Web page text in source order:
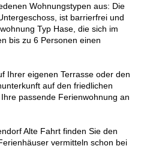
Wohnungstypen aus: Die
ist barrierfrei und
Typ Hase, die sich im
bis zu 6 Personen einen
Ihrer eigenen Terrasse oder den
auf den friedlichen
passende Ferienwohnung an
Alte Fahrt finden Sie den
vermitteln schon bei